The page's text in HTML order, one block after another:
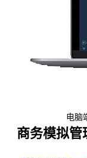
电脑
商务模拟管